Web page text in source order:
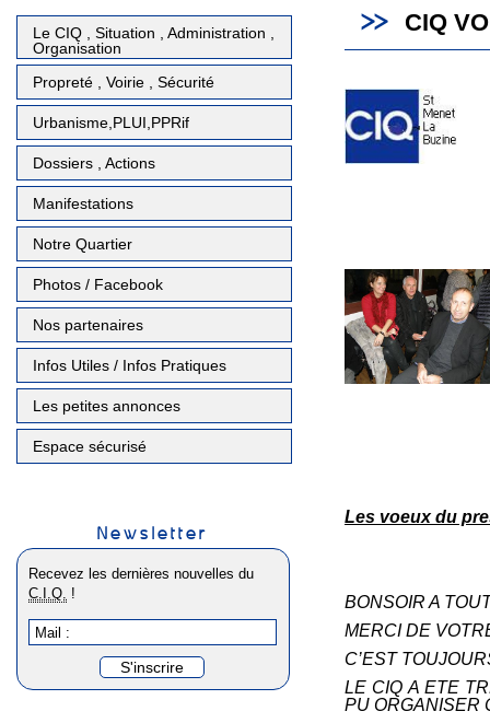
Le CIQ , Situation , Administration ,
Organisation
Propreté , Voirie , Sécurité
Urbanisme,PLUI,PPRif
Dossiers , Actions
Manifestations
Notre Quartier
Photos / Facebook
Nos partenaires
Infos Utiles / Infos Pratiques
Les petites annonces
Espace sécurisé
Newsletter
Recevez les dernières nouvelles du
C.I.Q. !
Mail :
CIQ
Les voeux du
BONSOIR A
MERCI DE
C’EST
LE CIQ A ETE
PU ORGANISER